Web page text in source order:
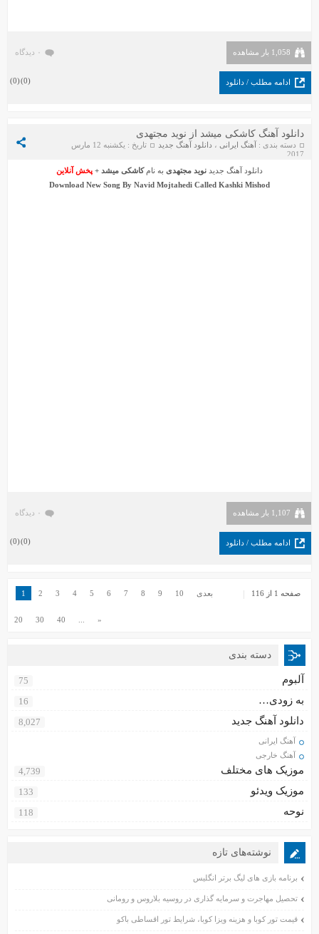
1,058 بار مشاهده ۰ دیدگاه
ادامه مطلب / دانلود (
0
)
(
0
)
دانلود آهنگ کاشکی میشد از نوید مجتهدی
دسته بندی : آهنگ ایرانی ، دانلود آهنگ جدید
تاریخ : یکشنبه 12 مارس
2017
دانلود آهنگ جدید نوید مجتهدی به نامکاشکی میشد + پخش آنلاین
Download New Song By Navid Mojtahedi Called Kashki Mishod
1,107 بار مشاهده ۰ دیدگاه
ادامه مطلب / دانلود (
0
)
(
0
)
صفحه 1 از 116 1 2 3 4 5 6 7 8 9 10 بعدی
20 30 40 «
دسته بندی
آلبوم 75
به زودی… 16
دانلود آهنگ جدید 8,027
آهنگ ایرانی
آهنگ خارجی
موزیک های مختلف 4,739
موزیک ویدئو 133
نوحه 118
نوشته‌های تازه
برنامه بازی های لیگ برتر انگلیس
تحصیل مهاجرت و سرمایه گذاری در روسیه بلاروس و رومانی
قیمت تور کوبا و هزینه ویزا کوبا، شرایط تور اقساطی باکو